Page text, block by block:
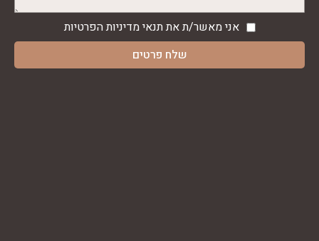
אני מאשר/ת את תנאימדיניות הפרטיות